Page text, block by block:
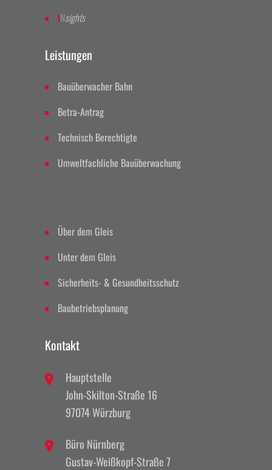
INsights
Leistungen
Bauüberwacher Bahn
Betra-Antrag
Technisch Berechtigte
Umweltfachliche Bauüberwachung
Über dem Gleis
Unter dem Gleis
Sicherheits- & Gesundheitsschutz
Baubetriebsplanung
Kontakt
Hauptstelle
John-Skilton-Straße 16
97074 Würzburg
Büro Nürnberg
Gustav-Weißkopf-Straße 7